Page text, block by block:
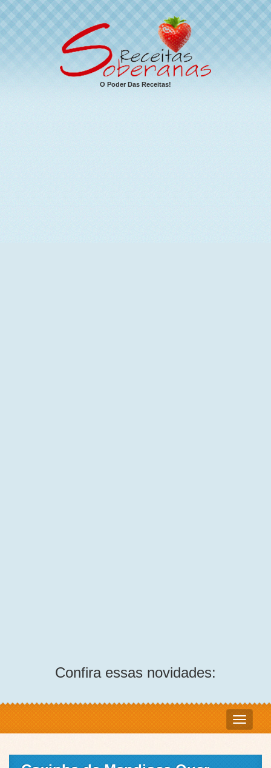
O Poder Das Receitas!
Confira essas novidades: